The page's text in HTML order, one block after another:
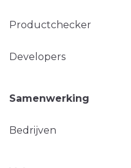
Productchecker
Developers
Samenwerking
Bedrijven